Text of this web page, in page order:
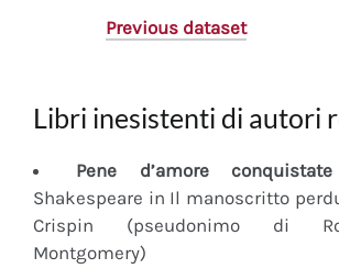
Previous dataset
Libri inesistenti di autori
Pene d’amore conquistate
Shakespeare in Il manoscritto
Crispin (pseudonimo di
Montgomery)